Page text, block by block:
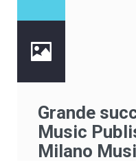
Grande
Music
Milano